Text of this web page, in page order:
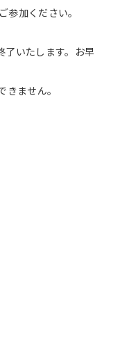
参加ください。
了いたします。お早
きません。